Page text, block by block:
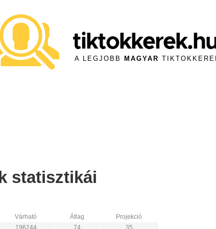
A LEGJOBB MAGYAR
statisztikái
Várható Átlag
Projekció
196244 74 35